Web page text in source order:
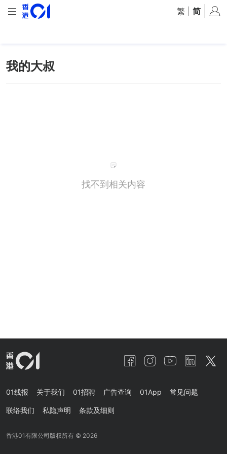
繁 简
我的大叔
找不到相关内容
01线报 关于我们 01招聘 广告查询 01App 常见问题
联络我们 私隐声明 条款及细则
香港01有限公司版权所有 © 2026